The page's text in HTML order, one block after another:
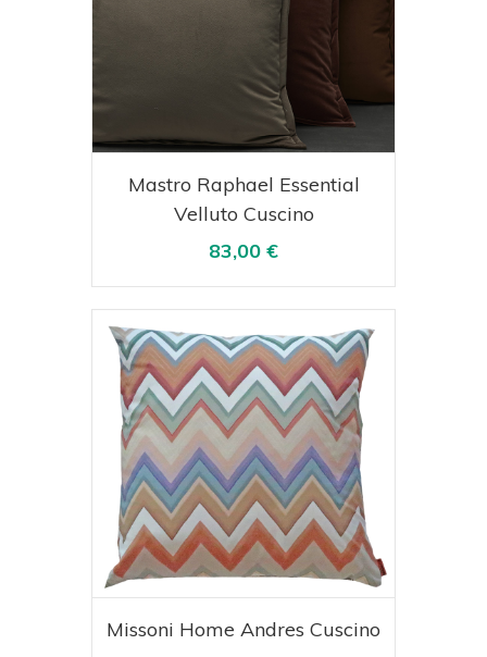
Acquista Visualizza
Mastro Raphael Essential
Velluto Cuscino
83,00 €
Acquista Visualizza
Missoni Home Andres Cuscino